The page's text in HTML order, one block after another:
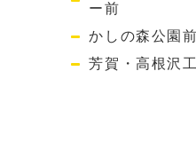
ー前
かしの森公園前
芳賀・高根沢